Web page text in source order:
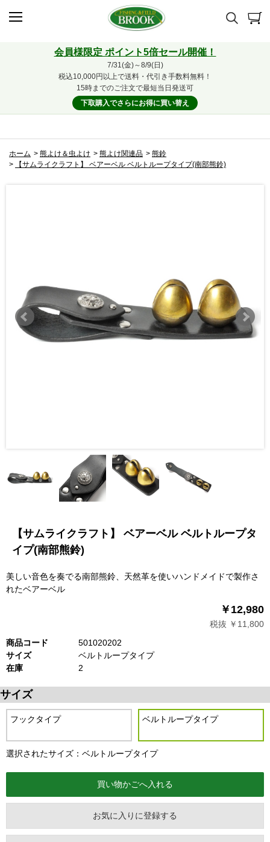
会員様限定 ポイント5倍セール開催！
7/31(金)～8/9(日)
税込10,000円以上で送料・代引き手数料無料！
15時までのご注文で最短当日発送可
下取購入でさらにお得に買い替え
ホーム > 熊よけ＆虫よけ > 熊よけ関連品 > 熊鈴
>
【サムライクラフト】 ベアーベル ベルトループタイプ(南部熊鈴)
【サムライクラフト】 ベアーベル ベルトループタ
イプ(南部熊鈴)
美しい音色を奏でる南部熊鈴、天然革を使いハンドメイドで製作さ
れたベアーベル
￥12,980
税抜 ￥11,800
商品コード
501020202
サイズ
ベルトループタイプ
在庫
2
サイズ
フックタイプ ベルトループタイプ
選択されたサイズ：ベルトループタイプ
お気に入りに登録する